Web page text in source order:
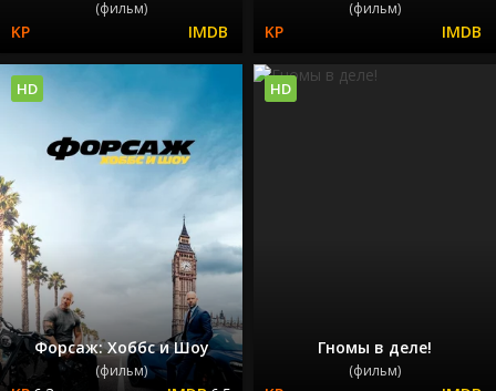
(фильм) (фильм)
Форсаж: Хоббс и Шоу
(фильм)
HD
Гномы в деле!
(фильм)
HD